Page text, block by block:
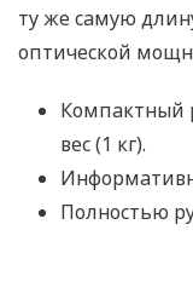
ту же самую
оптической
Компактный
вес (1 кг).
Полностью